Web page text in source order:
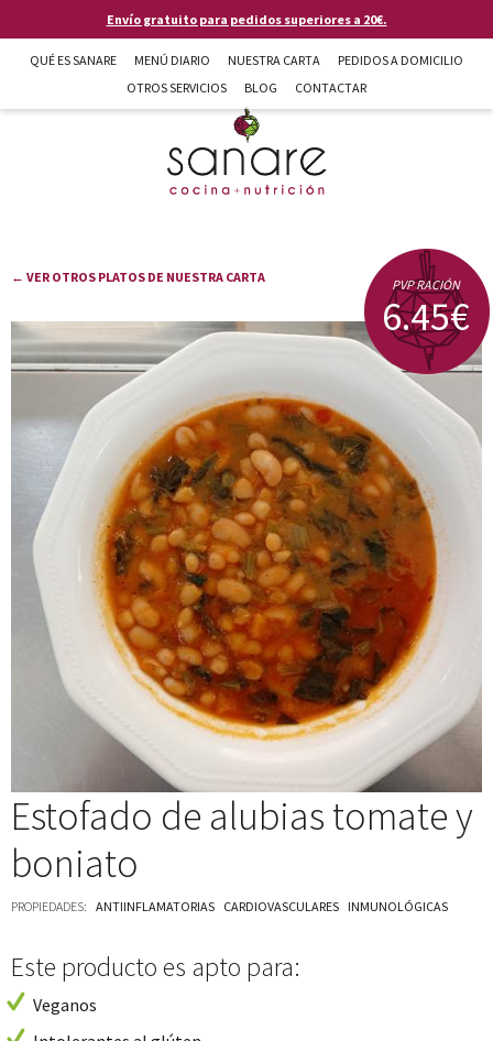
Pasar al contenido principalEnvío gratuito para pedidos superiores a 20€.
QUÉ ES SANARE MENÚ DIARIO NUESTRA CARTA
PEDIDOS A DOMICILIO
OTROS SERVICIOS
BLOG CONTACTAR
Sanare cocina + nutrición en Almería
← VER OTROS PLATOS DE NUESTRA CARTA
Estofado de alubias tomate y
boniato
PROPIEDADES: ANTIINFLAMATORIAS CARDIOVASCULARES INMUNOLÓGICAS
Este producto es apto para:
Veganos
PVP RACIÓN
6.45€